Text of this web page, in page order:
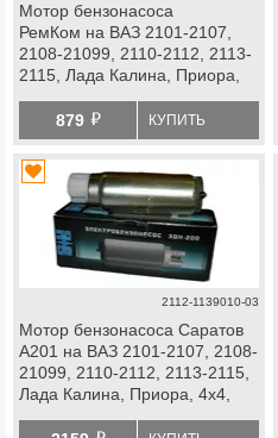
Мотор бензонасоса
РемКом на ВАЗ 2101-2107,
2108-21099, 2110-2112, 2113-
2115, Лада Калина, Приора,
879 й КУПИТЬ
2112-1139010-03
Мотор бензонасоса Саратов
А201 на ВАЗ 2101-2107, 2108-
21099, 2110-2112, 2113-2115,
Лада Калина, Приора, 4х4,